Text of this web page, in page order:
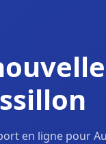
en ligne pour